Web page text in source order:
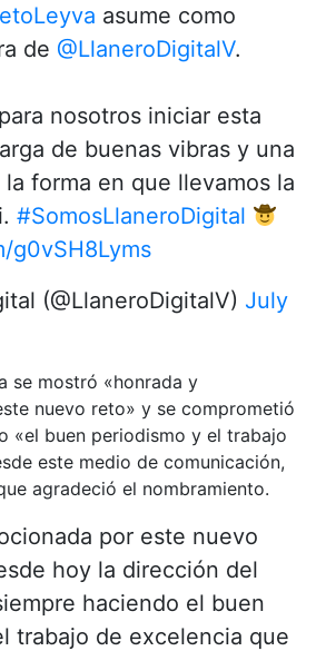
asume como
de @LlaneroDigitalV.
nosotros iniciar esta
de buenas vibras y una
forma en que llevamos la
#SomosLlaneroDigital
g0vSH8Lyms
(@LlaneroDigitalV) July
se mostró «honrada y
nuevo reto» y se comprometió
«el buen periodismo y el trabajo
este medio de comunicación,
agradeció el nombramiento.
por este nuevo
hoy la dirección del
haciendo el buen
trabajo de excelencia que